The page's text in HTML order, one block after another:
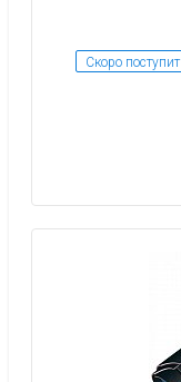
Скоро